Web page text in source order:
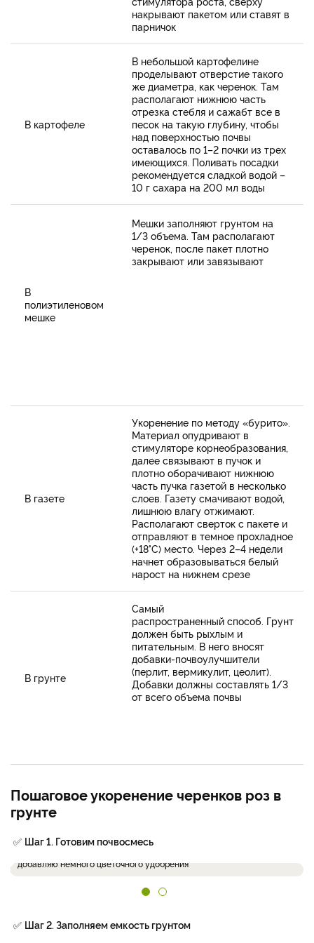
накрывают пакетом или ставят в
парничок
В картофеле
В небольшой картофелине
проделывают отверстие такого
же диаметра, как черенок. Там
располагают нижнюю часть
отрезка стебля и сажабт все в
песок на такую глубину, чтобы
над поверхностью почвы
оставалось по 1–2 почки из трех
имеющихся. Поливать посадки
рекомендуется сладкой водой –
10 г сахара на 200 мл воды
В
полиэтиленовом
мешке
Мешки заполняют грунтом на
1/3 объема. Там располагают
черенок, после пакет плотно
закрывают или завязывают
В газете
Укоренение по методу «бурито».
Материал опудривают в
стимуляторе корнеобразования,
далее связывают в пучок и
плотно оборачивают нижнюю
часть пучка газетой в несколько
слоев. Газету смачивают водой,
лишнюю влагу отжимают.
Располагают сверток с пакете и
отправляют в темное прохладное
(+18°С) место. Через 2–4 недели
начнет образовываться белый
нарост на нижнем срезе
В грунте
Самый
распространенный способ. Грунт
должен быть рыхлым и
питательным. В него вносят
добавки-почвоулучшители
(перлит, вермикулит, цеолит).
Добавки должны составлять 1/3
от всего объема почвы
Пошаговое укоренение черенков роз в
грунте
✅ Шаг 1. Готовим почвосмесь
добавляю немного цветочного удобрения
✅ Шаг 2. Заполняем емкость грунтом